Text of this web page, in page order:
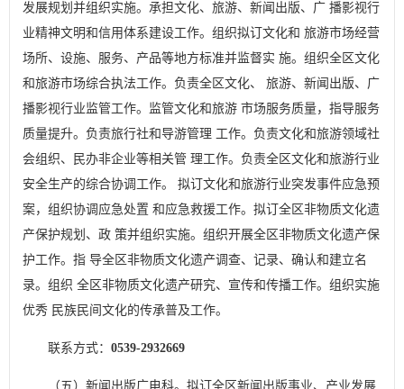
发展规划并组织实施。承担文化、旅游、新闻出版、广 播影视行
业精神文明和信用体系建设工作。组织拟订文化和 旅游市场经营
场所、设施、服务、产品等地方标准并监督实 施。组织全区文化
和旅游市场综合执法工作。负责全区文化、 旅游、新闻出版、广
播影视行业监管工作。监管文化和旅游 市场服务质量，指导服务
质量提升。负责旅行社和导游管理 工作。负责文化和旅游领域社
会组织、民办非企业等相关管 理工作。负责全区文化和旅游行业
安全生产的综合协调工作。 拟订文化和旅游行业突发事件应急预
案，组织协调应急处置 和应急救援工作。拟订全区非物质文化遗
产保护规划、政 策并组织实施。组织开展全区非物质文化遗产保
护工作。指 导全区非物质文化遗产调查、记录、确认和建立名
录。组织 全区非物质文化遗产研究、宣传和传播工作。组织实施
优秀 民族民间文化的传承普及工作。
联系方式：0539-2932669
（五）新闻出版广电科。拟订全区新闻出版事业、产业发展